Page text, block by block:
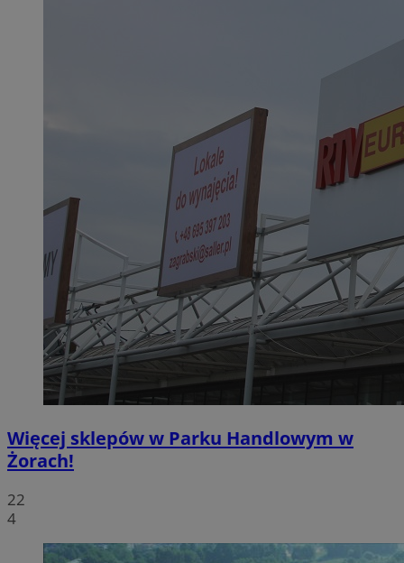
Więcej sklepów w Parku Handlowym w
Żorach!
22
4